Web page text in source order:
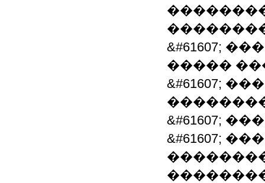
&#61607;
�����
&#61607;
&#61607;
&#61607;